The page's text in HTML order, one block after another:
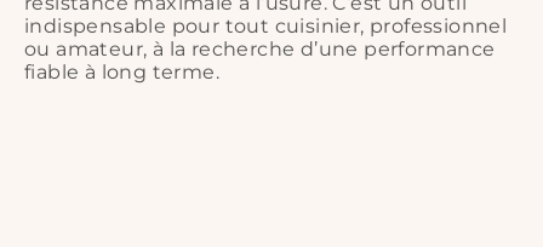
indispensable pour tout cuisinier, professionnel
ou amateur, à la recherche d’une performance
fiable à long terme.